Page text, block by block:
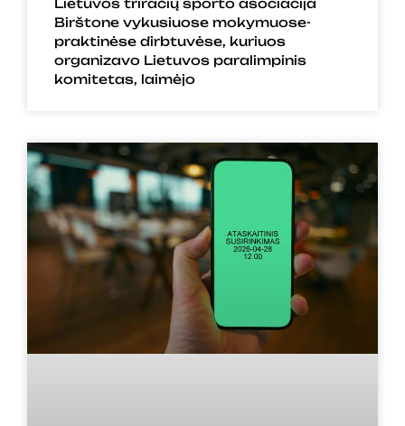
Lietuvos triračių sporto asociacija
Birštone vykusiuose mokymuose-
praktinėse dirbtuvėse, kuriuos
organizavo Lietuvos paralimpinis
komitetas, laimėjo